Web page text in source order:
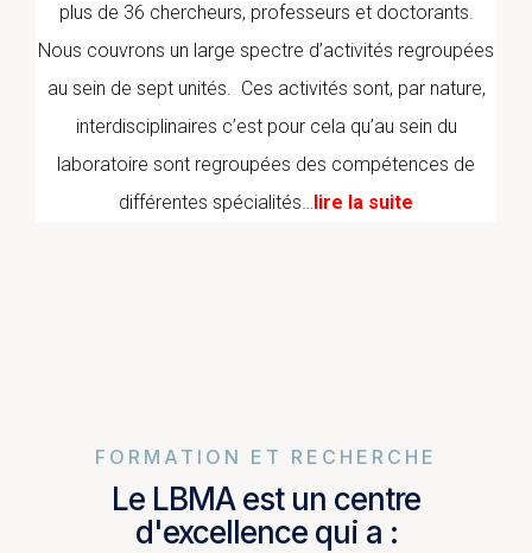
plus de 36 chercheurs, professeurs et doctorants.
Nous couvrons un large spectre d’activités regroupées
au sein de sept unités. Ces activités sont, par nature,
interdisciplinaires c’est pour cela qu’au sein du
laboratoire sont regroupées des compétences de
différentes spécialités… lire la suite
FORMATION ET RECHERCHE
Le LBMA est un centre
d'excellence qui a :